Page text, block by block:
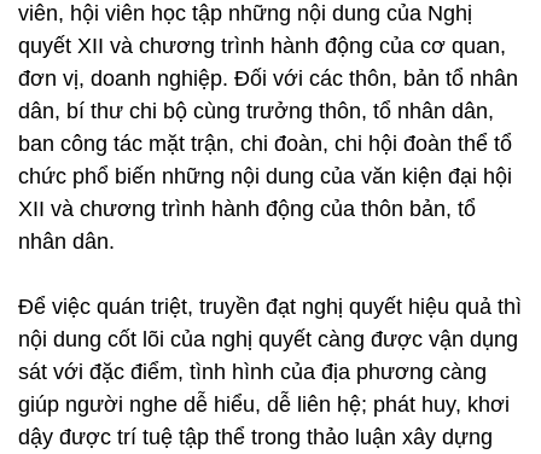
viên, hội viên học tập những nội dung của Nghị
quyết XII và chương trình hành động của cơ quan,
đơn vị, doanh nghiệp. Đối với các thôn, bản tổ nhân
dân, bí thư chi bộ cùng trưởng thôn, tổ nhân dân,
ban công tác mặt trận, chi đoàn, chi hội đoàn thể tổ
chức phổ biến những nội dung của văn kiện đại hội
XII và chương trình hành động của thôn bản, tổ
nhân dân.
Để việc quán triệt, truyền đạt nghị quyết hiệu quả thì
nội dung cốt lõi của nghị quyết càng được vận dụng
sát với đặc điểm, tình hình của địa phương càng
giúp người nghe dễ hiểu, dễ liên hệ; phát huy, khơi
dậy được trí tuệ tập thể trong thảo luận xây dựng